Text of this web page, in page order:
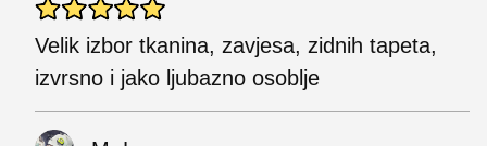
Velik izbor tkanina, zavjesa, zidnih tapeta,
izvrsno i jako ljubazno osoblje